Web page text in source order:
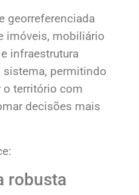
georreferenciada
imóveis, mobiliário
infraestrutura
sistema, permitindo
o território com
decisões mais
robusta